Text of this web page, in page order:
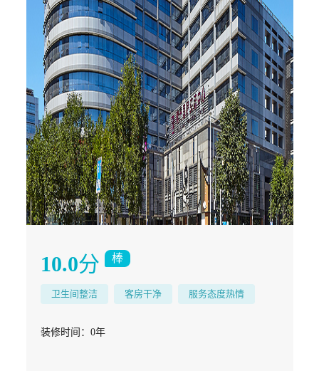
酒店住宿
关于我们
10.0分 棒
卫生间整洁 客房干净 服务态度热情
装修时间： 0年